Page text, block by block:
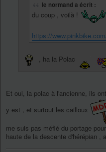
le normand a écrit :
du coup , voilà !
https://
, ha la Polac
Et oui, la polac à l'ancienne, ils
y est , et surtout les cailloux
me suis pas méfié du portage
haute de la descente d'hérépian ,